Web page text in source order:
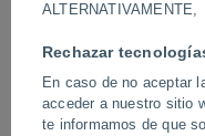
ALTERNATIVAMENTE,
Rechazar
En caso de no aceptar
acceder a nuestro sitio
te informamos de que